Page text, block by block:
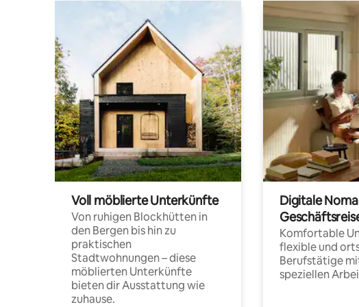
Voll möblierte Unterkünfte
Von ruhigen Blockhütten in
den Bergen bis hin zu
praktischen
Stadtwohnungen – diese
möblierten Unterkünfte
bieten dir Ausstattung wie
zuhause.
Digitale
Komfortable
flexible und
Berufstätige
speziellen